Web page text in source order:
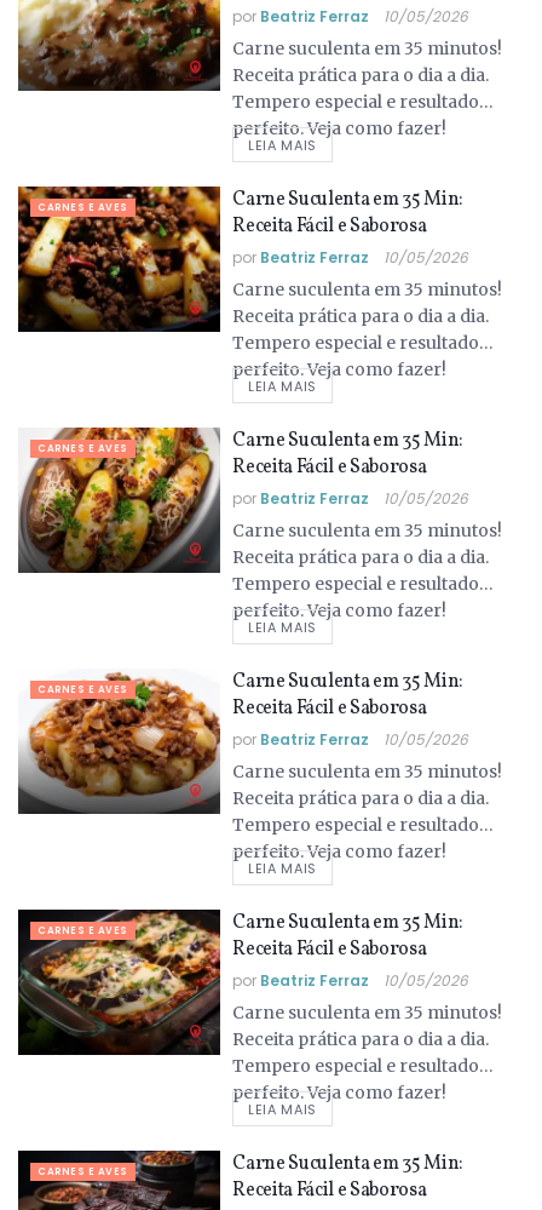
por Beatriz Ferraz 10/05/2026
Carne suculenta em 35 minutos!
Receita prática para o dia a dia.
Tempero especial e resultado
perfeito. Veja como fazer!
LEIA MAIS
CARNES E AVES
Carne Suculenta em 35 Min:
Receita Fácil e Saborosa
por Beatriz Ferraz 10/05/2026
Carne suculenta em 35 minutos!
Receita prática para o dia a dia.
Tempero especial e resultado
perfeito. Veja como fazer!
LEIA MAIS
CARNES E AVES
Carne Suculenta em 35 Min:
Receita Fácil e Saborosa
por Beatriz Ferraz 10/05/2026
Carne suculenta em 35 minutos!
Receita prática para o dia a dia.
Tempero especial e resultado
perfeito. Veja como fazer!
LEIA MAIS
CARNES E AVES
Carne Suculenta em 35 Min:
Receita Fácil e Saborosa
por Beatriz Ferraz 10/05/2026
Carne suculenta em 35 minutos!
Receita prática para o dia a dia.
Tempero especial e resultado
perfeito. Veja como fazer!
LEIA MAIS
CARNES E AVES
Carne Suculenta em 35 Min:
Receita Fácil e Saborosa
por Beatriz Ferraz 10/05/2026
Carne suculenta em 35 minutos!
Receita prática para o dia a dia.
Tempero especial e resultado
perfeito. Veja como fazer!
LEIA MAIS
CARNES E AVES
Carne Suculenta em 35 Min:
Receita Fácil e Saborosa